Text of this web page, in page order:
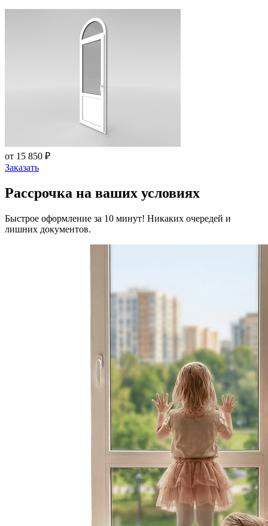
от 15 850 ₽
Заказать
Рассрочка на ваших условиях
Быстрое оформление за 10 минут! Никаких очередей и
лишних документов.